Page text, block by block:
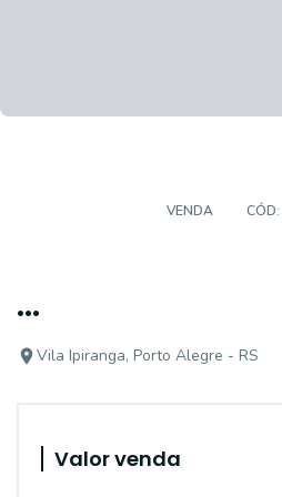
VENDA CÓD:
...
Vila Ipiranga, Porto Alegre - RS
Valor venda